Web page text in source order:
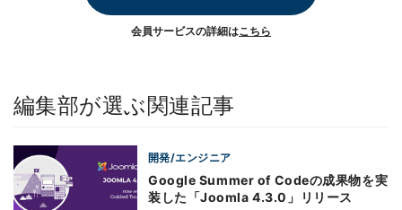
会員サービスの詳細はこちら
編集部が選ぶ関連記事
開発/エンジニア
Google Summer of Codeの成果物を実
装した「Joomla 4.3.0」リリース